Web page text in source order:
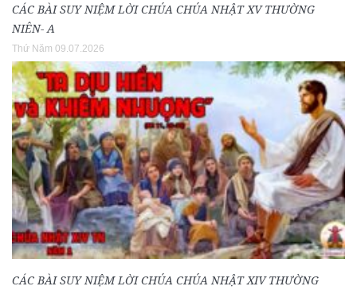
CÁC BÀI SUY NIỆM LỜI CHÚA CHÚA NHẬT XV THƯỜNG
NIÊN- A
Thứ Năm 09.07.2026
CÁC BÀI SUY NIỆM LỜI CHÚA CHÚA NHẬT XIV THƯỜNG